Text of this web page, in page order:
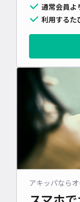
通常会員よ
利用するた
アキッパなら